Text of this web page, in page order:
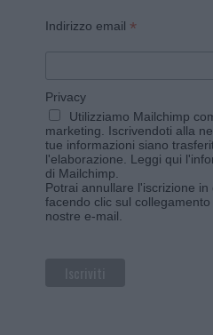
Indirizzo email *
Privacy
Utilizziamo Mailchimp
marketing. Iscrivendoti alla
tue informazioni siano
l'elaborazione. Leggi qui
di Mailchimp
Potrai annullare l'iscrizione
facendo clic sul
nostre e-mail.